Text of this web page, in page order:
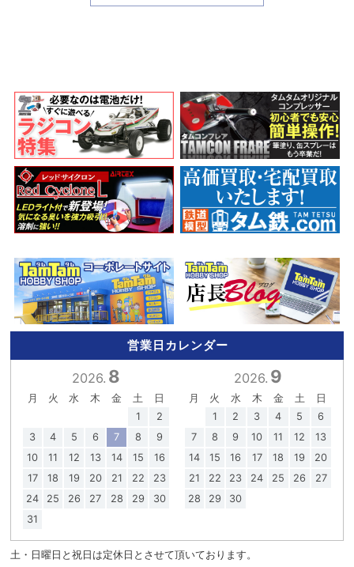
営業日カレンダー
2026. 8
月 火 水 木 金 土
日
1
2
3
4 5 6 7 8
9
10
11 12 13 14 15
16
17
18 19 20 21 22
23
24
25 26 27 28 29
30
31
2026. 9
月 火 水 木 金 土
日
1
2 3 4 5
6
7
8 9 10 11 12
13
14
15 16 17 18 19
20
21
22 23 24 25 26
27
28
29 30
土・日曜日と祝日は定休日とさせて頂いております。